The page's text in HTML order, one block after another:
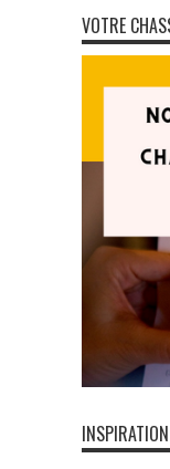
VOTRE
INSPIRATION